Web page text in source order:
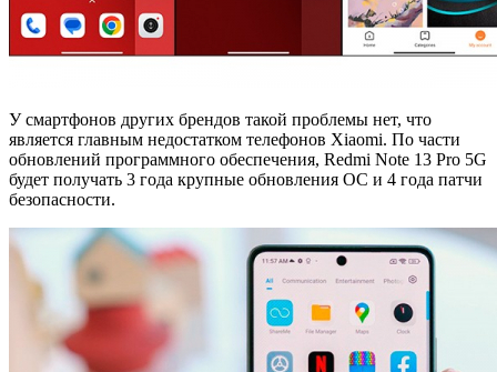
У смартфонов других брендов такой проблемы нет, что
является главным недостатком телефонов Xiaomi. По части
обновлений программного обеспечения, Redmi Note 13 Pro 5G
будет получать 3 года крупные обновления ОС и 4 года патчи
безопасности.